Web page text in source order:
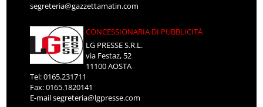
segreteria@gazzettamatin.com
CONCESSIONARIA DI PUBBLICITÀ
LG PRESSE S.R.L.
via Festaz, 52
11100 AOSTA
Tel: 0165.231711
Fax: 0165.1820141
E-mailsegreteria@lgpresse.com